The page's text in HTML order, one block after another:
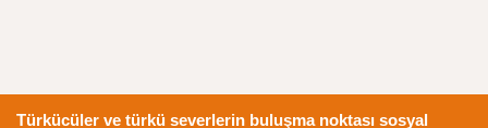
Türkücüler ve türkü severlerin buluşma noktası sosyal